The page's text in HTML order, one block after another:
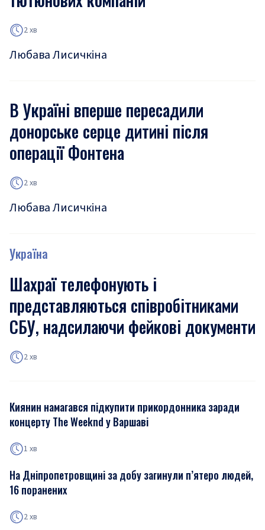
2 хв
Любава Лисичкіна
В Україні вперше пересадили
донорське серце дитині після
операції Фонтена
2 хв
Любава Лисичкіна
Україна
Шахраї телефонують і
представляються співробітниками
СБУ, надсилаючи фейкові документи
2 хв
Киянин намагався підкупити прикордонника заради
концерту The Weeknd у Варшаві
1 хв
На Дніпропетровщині за добу загинули п’ятеро людей,
16 поранених
2 хв